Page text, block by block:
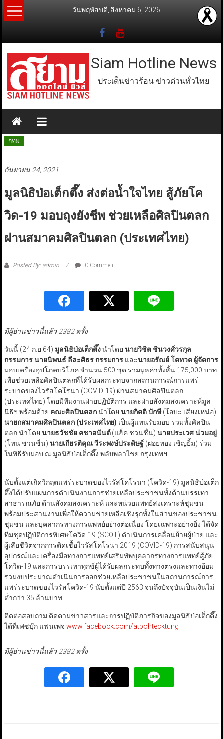
Skip
to
วันพฤหัสบดี, สิงหาคม 6, 2026
Siam Hotline News
ประเด็นข่าวร้อน ข่าวด่วนทั่วไทย
กทม
กันยายน 24, 2021
มูลนิธิป่อเต็กตึ๊ง ส่งต่อน้ำใจไทย สู้ภัยโค
วิด-19 มอบถุงยังชีพ ช่วยเหลือศิลปินตลก
ผ่านสมาคมศิลปินตลก (ประเทศไทย)
Posted By: admin 0 Comment
มีผู้อ่านข่าวนี้แล้ว 2382 ครั้ง
วันนี้ (24 ก.ย.64) มูลนิธิป่อเต็กตึ๊งนำโดย นายวิชิต ชินวงศ์วรกุล
กรรมการนายนิพนธ์ ลีละศิธร กรรมการและนายอรัณย์ โตทวด ผู้จัดการ
มอบเครื่องอุปโภคบริโภค จำนวน 500 ชุด รวมมูลค่าทั้งสิ้น 175,000 บาท
เพื่อช่วยเหลือศิลปินตลกที่ได้รับผลกระทบจากสถานการณ์การแพร่
ระบาดของไวรัสโคโรนา (COVID-19) ผ่านสมาคมศิลปินตลก
(ประเทศไทย) โดยมีทีมงานฝ่ายปฏิบัติการ และฝ่ายสังคมสงเคราะห์มูล
นิธิฯ พร้อมด้วย คณะศิลปินตลกนำโดย นายกิตติ ปักษี(โอบะ เสียงเหน่อ)
นายกสมาคมศิลปินตลก (ประเทศไทย) เป็นผู้แทนรับมอบ รวมทั้งศิลปิน
ตลก นำโดย นายธวัชชัย คชาอนันต์(แฮ็ค ชวนชื่น) นายประเวศ น่วมอยู่
(โทน ชวนชื่น) นายเกียรติคุณ วีระพงษ์ประดิษฐ์(ฝอยทอง เชิญยิ้ม) ร่วม
ในพิธีรับมอบ ณ มูลนิธิป่อเต็กตึ๊ง พลับพลาไชย กรุงเทพฯ
นับตั้งแต่เกิดวิกฤตแพร่ระบาดของไวรัสโคโรนา (โควิด-19) มูลนิธิป่อเต็ก
ตึ๊งได้ปรับแผนการดำเนินงานการช่วยเหลือประชาชนทั้งด้านบรรเทา
สาธารณภัย ด้านสังคมสงเคราะห์ และหน่วยแพทย์สงเคราะห์ชุมชน
พร้อมประสานงานเพื่อให้ความช่วยเหลือเชิงรุกทั้งในส่วนของประชาชน
ชุมชน และบุคลากรทางการแพทย์อย่างต่อเนื่อง โดยเฉพาะอย่างยิ่ง ได้จัด
ทีมชุดปฏิบัติการพิเศษโควิด-19 (SCOT) ดำเนินการเคลื่อนย้ายผู้ป่วย และ
ผู้เสียชีวิตจากการติดเชื้อไวรัสโคโรนา 2019 (COVID-19) การสนับสนุน
อุปกรณ์และเครื่องมือทางการแพทย์เสริมทัพบุคลากรทางการแพทย์สู้ภัย
โควิด-19 และการบรรเทาทุกข์ผู้ได้รับผลกระทบทั้งทางตรงและทางอ้อม
รวมงบประมาณดำเนินการออกช่วยเหลือประชาชนในสถานการณ์การ
แพร่ระบาดของไวรัสโควิด-19 นับตั้งแต่ปี 2563 จนถึงปัจจุบันเป็นเงินไม่
ต่ำกว่า 35 ล้านบาท
ติดต่อสอบถาม ติดตามข่าวสารและการปฏิบัติภารกิจของมูลนิธิป่อเต็กตึ๊ง
ได้ที่เฟซบุ๊ก แฟนเพจ www.facebook.com/atpohtecktung
มีผู้อ่านข่าวนี้แล้ว 2382 ครั้ง